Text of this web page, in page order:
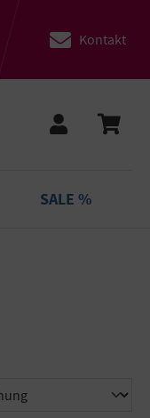
Kontakt
SALE %